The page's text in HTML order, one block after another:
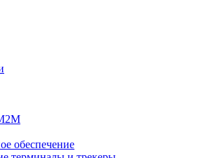
обеспечение